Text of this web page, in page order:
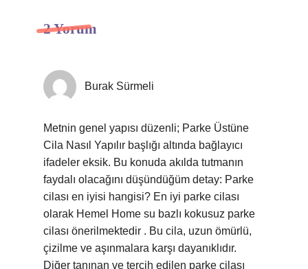
2 Yorum
Burak Sürmeli
Metnin genel yapısı düzenli; Parke Üstüne
Cila Nasıl Yapılır başlığı altında bağlayıcı
ifadeler eksik. Bu konuda akılda tutmanın
faydalı olacağını düşündüğüm detay: Parke
cilası en iyisi hangisi? En iyi parke cilası
olarak Hemel Home su bazlı kokusuz parke
cilası önerilmektedir . Bu cila, uzun ömürlü,
çizilme ve aşınmalara karşı dayanıklıdır.
Diğer tanınan ve tercih edilen parke cilası